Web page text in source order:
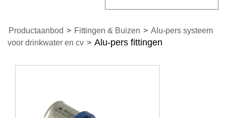
Productaanbod > Fittingen & Buizen > Alu-pers systeem
voor drinkwater en cv > Alu-pers fittingen